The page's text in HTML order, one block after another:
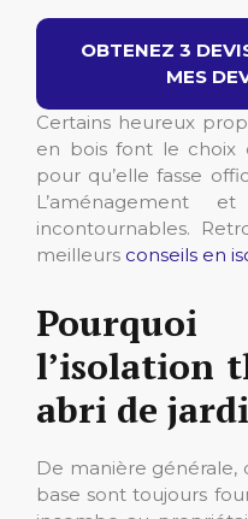
OBTENEZ 3
MES
Certains heureux
en bois font le choix
pour qu’elle fasse
L’aménagement
incontournables.
meilleurs conseils en
l’isolation
abri de
De manière générale,
base sont toujours